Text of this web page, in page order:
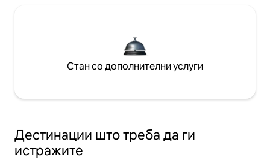
Стан со дополнителни услуги
Дестинации што треба да ги
истражите